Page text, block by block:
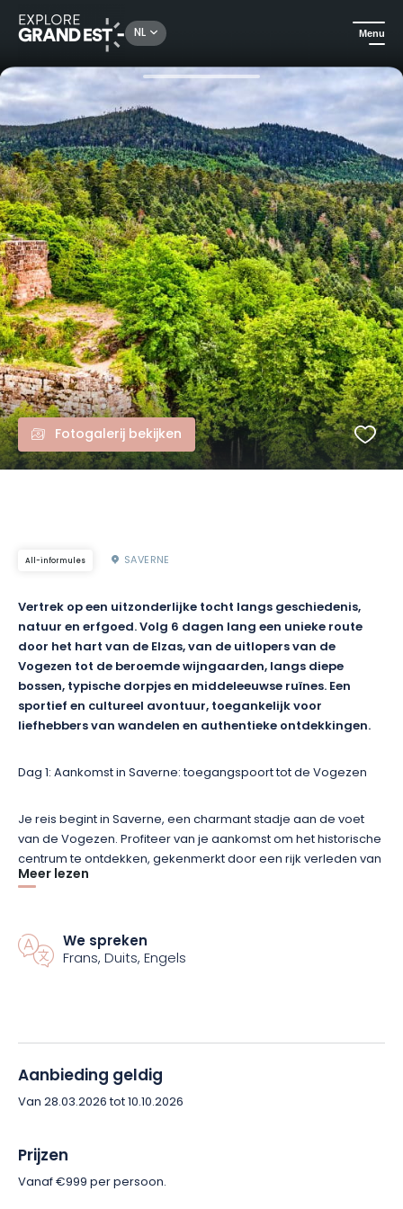
NL Menu
Kijk je ogen uit in de Grand Est Lopend van Saverne naar Barr
Fotogalerij bekijken
All-informules SAVERNE
Vertrek op een uitzonderlijke tocht langs geschiedenis,
natuur en erfgoed. Volg 6 dagen lang een unieke route
door het hart van de Elzas, van de uitlopers van de
Vogezen tot de beroemde wijngaarden, langs diepe
bossen, typische dorpjes en middeleeuwse ruïnes. Een
sportief en cultureel avontuur, toegankelijk voor
liefhebbers van wandelen en authentieke ontdekkingen.
Dag 1: Aankomst in Saverne: toegangspoort tot de Vogezen
Je reis begint in Saverne, een charmant stadje aan de voet
van de Vogezen. Profiteer van je aankomst om het historische
centrum te ontdekken, gekenmerkt door een rijk verleden van
vakwerkhuizen, het Château des Rohan en het Marne-
Dag 2: Saverne naar Wangenbourg – ongeveer 20 km
de vlakte van de Elzas, inclusief de skyline van Straatsburg. De
bossen en bergkammen, naar Wangenbourg, een bergdorp
Dag 3: Wangenburg naar Oberhaslach – ongeveer 16 km
Meer lezen
We spreken
Frans, Duits, Engels
Aanbieding geldig
Van 28.03.2026 tot 10.10.2026
Prijzen
Vanaf €999 per persoon.